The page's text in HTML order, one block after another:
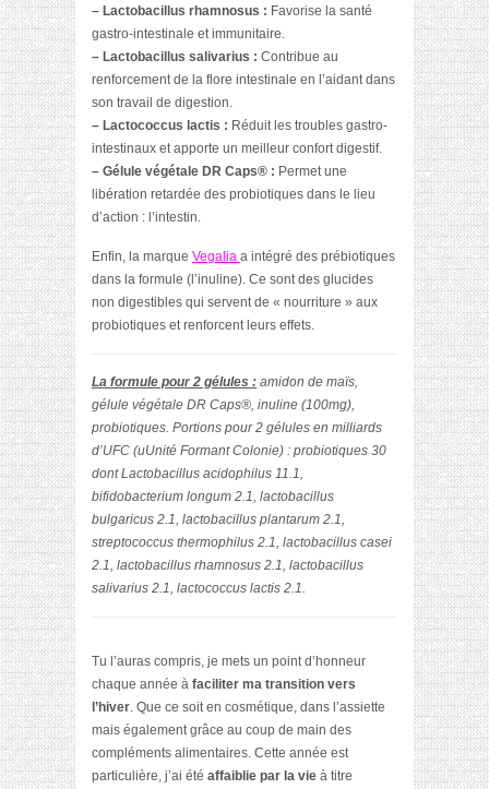
– Lactobacillus rhamnosus : Favorise la santé
gastro-intestinale et immunitaire.
– Lactobacillus salivarius : Contribue au
renforcement de la flore intestinale en l’aidant dans
son travail de digestion.
– Lactococcus lactis : Réduit les troubles gastro-
intestinaux et apporte un meilleur confort digestif.
– Gélule végétale DR Caps® : Permet une
libération retardée des probiotiques dans le lieu
d’action : l’intestin.
Enfin, la marque Vegalia a intégré des prébiotiques
dans la formule (l’inuline). Ce sont des glucides
non digestibles qui servent de « nourriture » aux
probiotiques et renforcent leurs effets.
La formule pour 2 gélules : amidon de maïs,
gélule végétale DR Caps®, inuline (100mg),
probiotiques. Portions pour 2 gélules en milliards
d’UFC (uUnité Formant Colonie) : probiotiques 30
dont Lactobacillus acidophilus 11.1,
bifidobacterium longum 2.1, lactobacillus
bulgaricus 2.1, lactobacillus plantarum 2.1,
streptococcus thermophilus 2.1, lactobacillus casei
2.1, lactobacillus rhamnosus 2.1, lactobacillus
salivarius 2.1, lactococcus lactis 2.1.
Tu l’auras compris, je mets un point d’honneur
chaque année à faciliter ma transition vers
l’hiver. Que ce soit en cosmétique, dans l’assiette
mais également grâce au coup de main des
compléments alimentaires. Cette année est
particulière, j’ai été affaiblie par la vie à titre